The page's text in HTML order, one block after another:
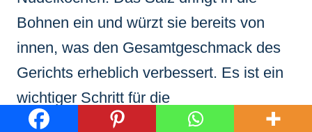
Bohnen ein und würzt sie bereits von
innen, was den Gesamtgeschmack des
Gerichts erheblich verbessert. Es ist ein
wichtiger Schritt für die
Geschmacksentwicklung.